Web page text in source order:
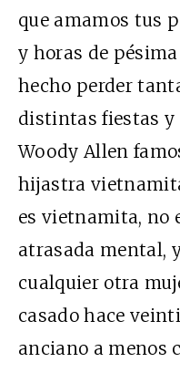
que amamos tus
y horas de
hecho perder
distintas fiestas y
Woody Allen
hijastra
es vietnamita, no
atrasada mental,
cualquier otra
casado hace
anciano a menos